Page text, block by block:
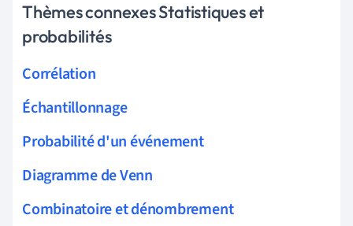
Thèmes connexes Statistiques et
probabilités
Corrélation
Échantillonnage
Probabilité d'un événement
Diagramme de Venn
Combinatoire et dénombrement